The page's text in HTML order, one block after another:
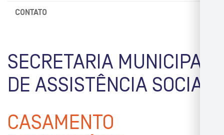
CONTATO
SECRETARIA MUNICIPAL
DE ASSISTÊNCIA SOCIAL
CASAMENTO